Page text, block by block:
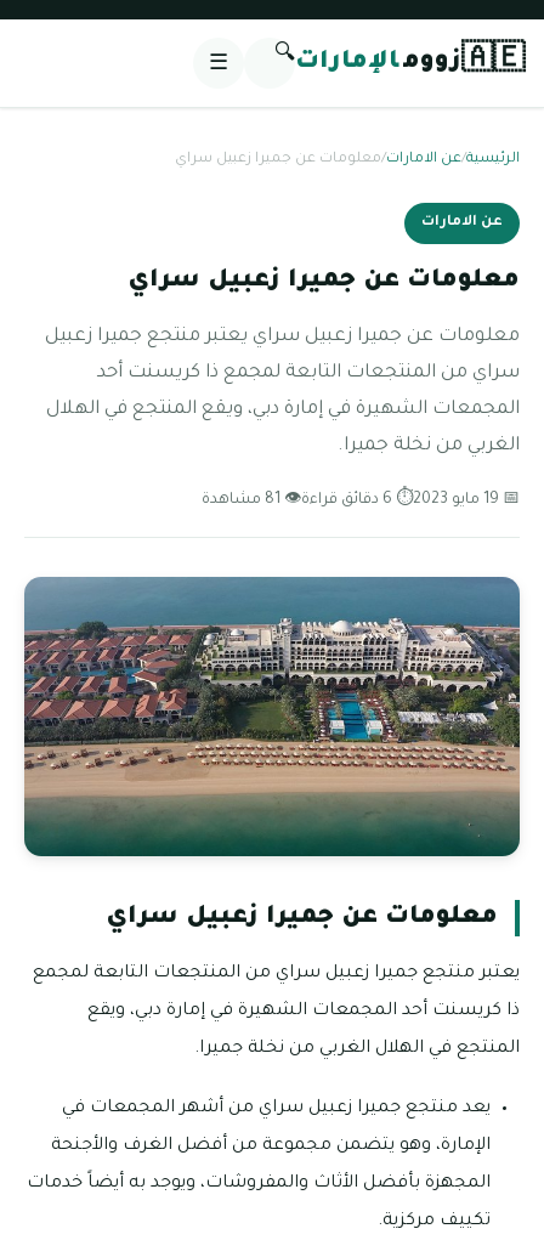
🇦🇪زوومالإمارات🔍
☰
الرئيسية/عن الامارات/معلومات عن جميرا زعبيل سراي
عن الامارات
معلومات عن جميرا زعبيل سراي
معلومات عن جميرا زعبيل سراي يعتبر منتجع جميرا زعبيل
سراي من المنتجعات التابعة لمجمع ذا كريسنت أحد
المجمعات الشهيرة في إمارة دبي، ويقع المنتجع في الهلال
الغربي من نخلة جميرا.
📅 19 مايو 2023 ⏱ 6 دقائق قراءة 👁 81 مشاهدة
معلومات عن جميرا زعبيل سراي
يعتبر منتجع جميرا زعبيل سراي من المنتجعات التابعة لمجمع
ذا كريسنت أحد المجمعات الشهيرة في إمارة دبي، ويقع
المنتجع في الهلال الغربي من نخلة جميرا.
يعد منتجع جميرا زعبيل سراي من أشهر المجمعات في
الإمارة، وهو يتضمن مجموعة من أفضل الغرف والأجنحة
المجهزة بأفضل الأثاث والمفروشات، ويوجد به أيضاً خدمات
تكييف مركزية.